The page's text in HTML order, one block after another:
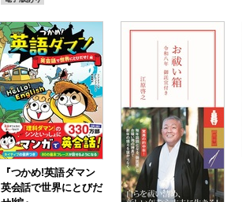
『つかめ!英語ダマン
英会話で世界にとびだ